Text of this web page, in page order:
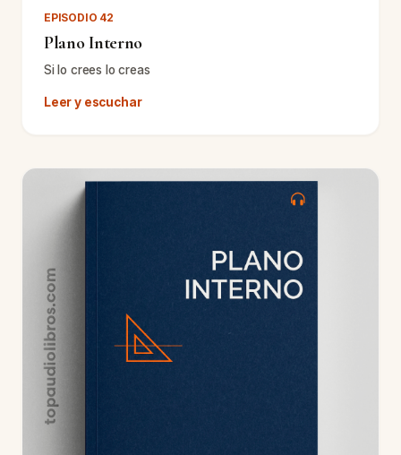
EPISODIO 42
Plano Interno
Si lo crees lo creas
Leer y escuchar